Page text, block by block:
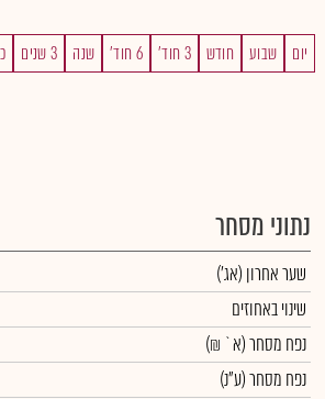
יום שבוע חודש 3 חוד' 6 חוד' שנה 3 שנים
נתוני מסחר
שער אחרון (אג')
שינוי באחוזים
נפח מסחר(א` ₪)
נפח מסחר(ע"נ)